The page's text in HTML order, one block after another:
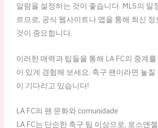
알람을 설정하는 것이 좋습니다. MLS의 일
르므로, 공식 웹사이트나 앱을 통해 최신
것이 중요합니다.
이러한 매력과 팁들을 통해 LA FC의 중계
이 있게 경험해 보세요. 축구 팬이라면 놓칠
이 기다리고 있습니다!
LA FC의 팬 문화와 comunidade
LA FC는 단순한 축구 팀 이상으로, 로스앤